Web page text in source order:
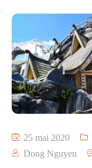
25 mai 2020
Dong Nguyen